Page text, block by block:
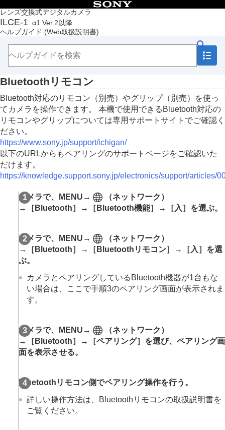
レンズ交換式デジタルカメラ
ILCE-1 α1 Ver.2以降
ヘルプガイド (Web取扱説明書)
目次
トップページ
ヘルプガイドの使いかた
本体と付属品を確認する
本機の基本操作
準備/基本的な撮影
MENU一覧から機能を探す
撮影機能を活用する
カメラをカスタマイズする
再生する
カメラの設定を変更する
メモリーカードの設定
ファイルの設定
ネットワークの設定
アクセスポイント簡単登録
アクセスポイント手動登録
SSID・PWリセット
Bluetooth設定
テザリング接続
機内モード
アクセス認証情報
セキュリティ(IPsec)
Wi-Fi Direct設定
ファインダー/モニターの設定
電力設定
Bluetoothリモコン
Bluetooth対応のリモコン（別売）やグリップ（別売）を使っ
てカメラを操作できます。 本機で使用できるBluetooth対応の
リモコンやグリップについては専用サポートサイトでご確認く
ださい。
https://www.sony.jp/support/ichigan/
以下のURLからもペアリングのサポートページをご確認いた
だけます。
https://knowledge.support.sony.jp/electronics/support/articles/
カメラで、 MENU → （ネットワーク ）
→
［Bluetooth］ → ［Bluetooth機能］ → ［入］ を選ぶ。
カメラで、 MENU → （ネットワーク ）
→
［Bluetooth］ → ［Bluetoothリモコン］ → ［入］ を選
ぶ。
カメラとペアリングしているBluetooth機器が1台もな
い場合は、ここで手順3のペアリング画面が表示されま
す。
カメラで、 MENU → （ネットワーク ）
→
［Bluetooth］ → ［ペアリング］ を選び、ペアリング画
面を表示させる。
Bluetoothリモコン側でペアリング操作を行う。
詳しい操作方法は、Bluetoothリモコンの取扱説明書を
ご覧ください。